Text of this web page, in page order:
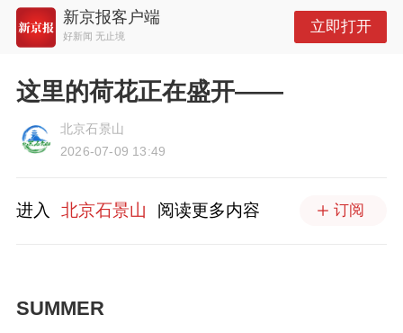
新京报客户端
好新闻 无止境
立即打开
这里的荷花正在盛开——
北京石景山
2026-07-09 13:49
进入 北京石景山 阅读更多内容 订阅
SUMMER